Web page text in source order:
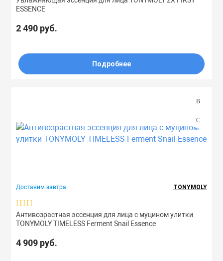
ESSENCE
2 490 руб.
Подробнее
Доставим завтра TONYMOLY
Антивозрастная эссенция для лица с муцином улитки
TONYMOLY TIMELESS Ferment Snail Essence
4 909 руб.